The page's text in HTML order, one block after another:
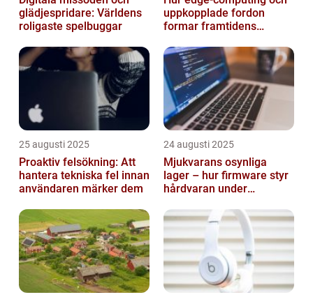
glädjespridare: Världens
roligaste spelbuggar
uppkopplade fordon
formar framtidens
25 augusti 2025
Proaktiv felsökning: Att
hantera tekniska fel innan
användaren märker dem
24 augusti 2025
Mjukvarans osynliga
lager – hur firmware styr
hårdvaran under